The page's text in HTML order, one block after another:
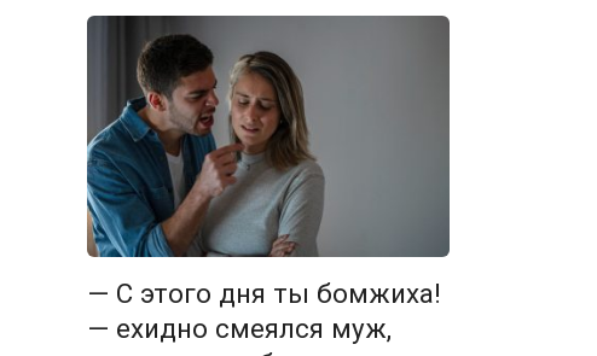
— С этого дня ты бомжиха!
— ехидно смеялся муж,